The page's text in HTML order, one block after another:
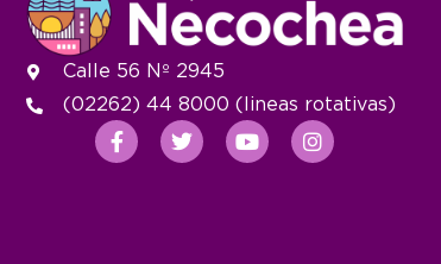
Calle 56 Nº 2945
(02262) 44 8000 (lineas rotativas)